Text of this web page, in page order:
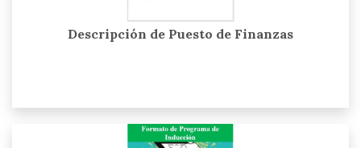
Descripción de Puesto de Finanzas